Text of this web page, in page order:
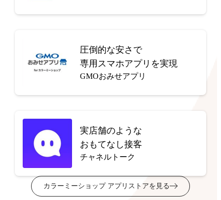
圧倒的な安さで
専用スマホアプリを実現
GMOおみせアプリ
実店舗のような
おもてなし接客
チャネルトーク
カラーミーショップ アプリストアを見る